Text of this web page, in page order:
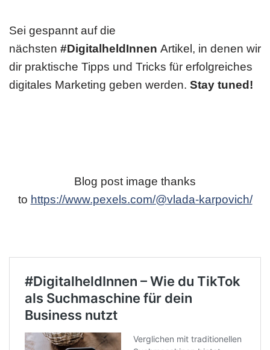
Sei gespannt auf die
nächsten #DigitalheldInnen Artikel, in denen wir
dir praktische Tipps und Tricks für erfolgreiches
digitales Marketing geben werden. Stay tuned!
Blog post image thanks
to https://www.pexels.com/@vlada-karpovich/